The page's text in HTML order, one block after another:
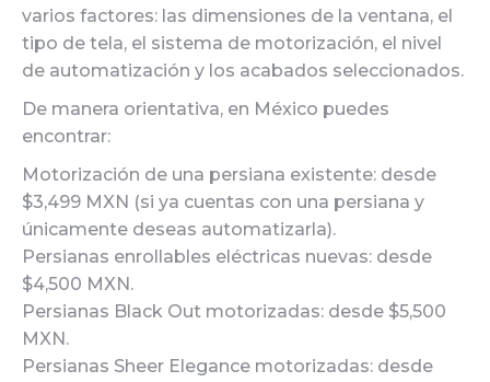
varios factores: las dimensiones de la ventana, el
tipo de tela, el sistema de motorización, el nivel
de automatización y los acabados seleccionados.
De manera orientativa, en México puedes
encontrar:
Motorización de una persiana existente: desde
$3,499 MXN (si ya cuentas con una persiana y
únicamente deseas automatizarla).
Persianas enrollables eléctricas nuevas: desde
$4,500 MXN.
Persianas Black Out motorizadas: desde $5,500
MXN.
Persianas Sheer Elegance motorizadas: desde